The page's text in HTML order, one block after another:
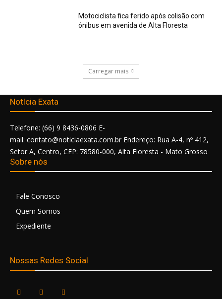
Motociclista fica ferido após colisão com
ônibus em avenida de Alta Floresta
Carregar mais
Notícia Exata
Telefone: (66) 9 8436-0806 E-
mail: contato@noticiaexata.com.br Endereço: Rua A-4, nº 412,
Setor A, Centro, CEP: 78580-000, Alta Floresta - Mato Grosso
Sobre nós
Fale Conosco
Quem Somos
Expediente
Nossas Redes Social